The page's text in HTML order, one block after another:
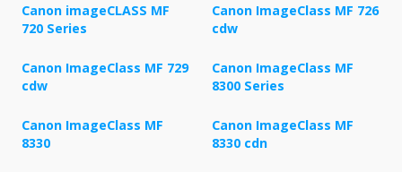
Canon imageCLASS MF
720 Series
Canon ImageClass MF 726
cdw
Canon ImageClass MF 729
cdw
Canon ImageClass MF
8300 Series
Canon ImageClass MF
8330
Canon ImageClass MF
8330 cdn